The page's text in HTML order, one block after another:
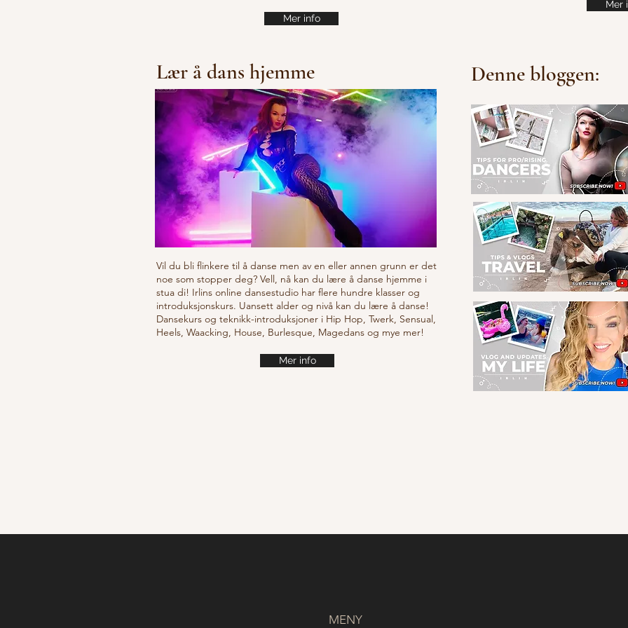
Mer info
Mer
Lær å dans hjemme
Vil du bli flinkere til å danse men av en eller annen grunn er det
noe som stopper deg? Vell, nå kan du lære å danse hjemme i
stua di! Irlins online dansestudio har flere hundre klasser og
introduksjonskurs. Uansett alder og nivå kan du lære å danse!
Dansekurs og teknikk-introduksjoner i Hip Hop, Twerk, Sensual,
Heels, Waacking, House, Burlesque, Magedans og mye mer!
Mer info
Denne bloggen:
MENY